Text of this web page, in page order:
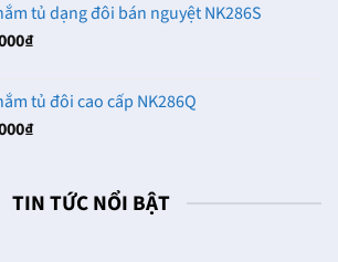
từ
398,000₫
tủ dạng đôi bán nguyệt NK286S
₫
tủ đôi cao cấp NK286Q
₫
TIN TỨC NỔI BẬT